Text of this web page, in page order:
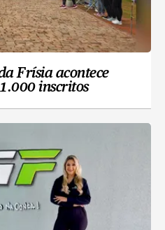
Frísia acontece
inscritos